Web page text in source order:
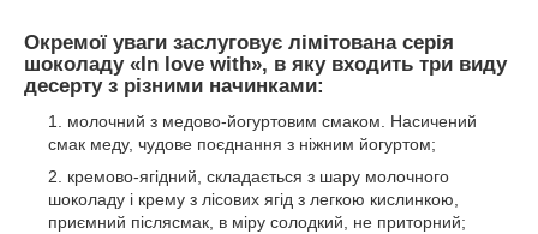
Окремої уваги заслуговує лімітована серія
шоколаду «In love with», в яку входить три виду
десерту з різними начинками:
молочний з медово-йогуртовим смаком. Насичений
смак меду, чудове поєднання з ніжним йогуртом;
кремово-ягідний, складається з шару молочного
шоколаду і крему з лісових ягід з легкою кислинкою,
приємний післясмак, в міру солодкий, не приторний;